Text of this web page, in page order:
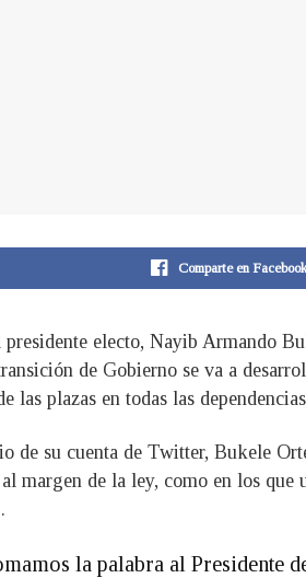
Comparte en Facebook
presidente electo, Nayib Armando
de Gobierno se va a
las plazas en todas las
de su cuenta de Twitter, Bukele
margen de la ley, como en los que
la palabra al Presidente